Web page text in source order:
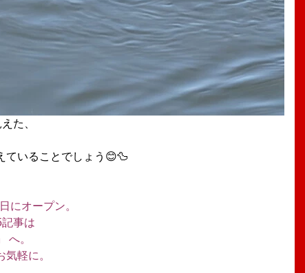
た、
ていることでしょう😊🦆
にオープン。
事は
」 へ。
軽に。